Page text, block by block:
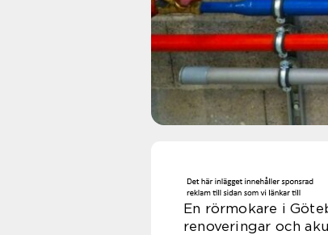
En rörmokare i
renoveringar och